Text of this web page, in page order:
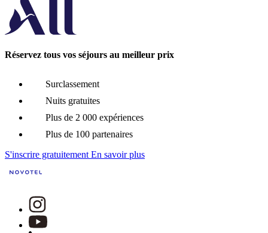
Réservez tous vos séjours au meilleur prix
Surclassement
Nuits gratuites
Plus de 2 000 expériences
Plus de 100 partenaires
S'inscrire gratuitement En savoir plus